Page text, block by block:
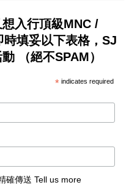
入行頂級MNC /
填妥以下表格，SJ
（絕不SPAM）
* indicates required
確傳送 Tell us more